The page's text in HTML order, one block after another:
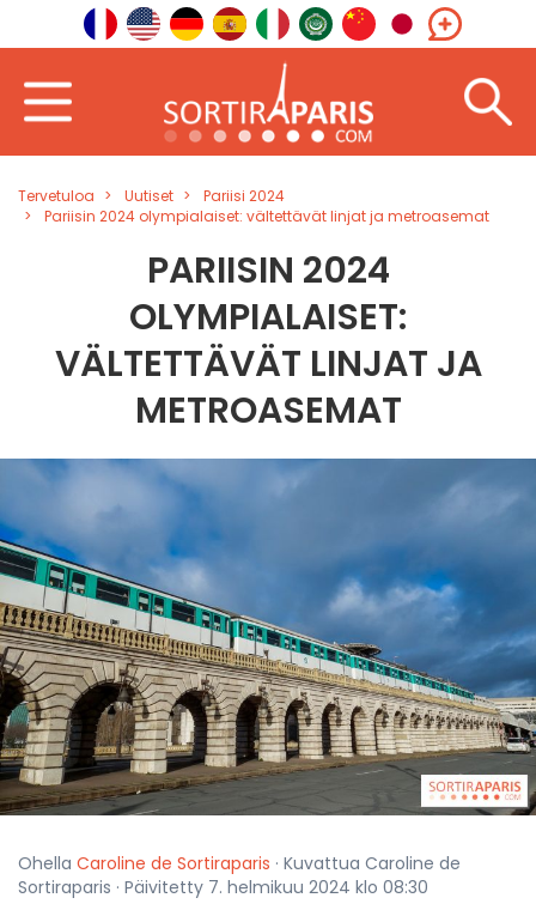
Tervetuloa Uutiset
Pariisi 2024
Pariisin 2024 olympialaiset: vältettävät linjat ja metroasemat
PARIISIN 2024
OLYMPIALAISET:
VÄLTETTÄVÄT LINJAT JA
METROASEMAT
Ohella Caroline de Sortiraparis · Kuvattua Caroline de
Sortiraparis · Päivitetty 7. helmikuu 2024 klo 08:30